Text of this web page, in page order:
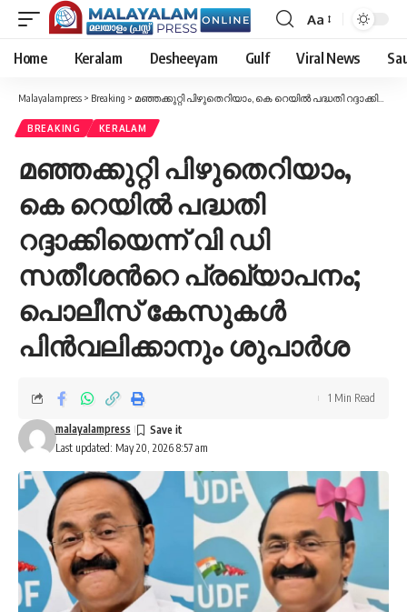
Font
Resizer
Aa
Home Keralam Desheeyam Gulf Viral News
Malayalampress > Breaking > മഞ്ഞക്കുറ്റി പിഴുതെറിയാം, കെ റെയിൽ പദ്ധതി റദ്ദാക്കിയെന്ന് വി ഡി സതീശന്‍റെ പ്രഖ്യാപനം; പൊലീസ് കേസുകൾ പിൻവലിക്കാനും ശുപാർശ
BREAKING KERALAM
മഞ്ഞക്കുറ്റി പിഴുതെറിയാം,
കെ റെയിൽ പദ്ധതി
റദ്ദാക്കിയെന്ന് വി ഡി
സതീശന്‍റെ പ്രഖ്യാപനം;
പൊലീസ് കേസുകൾ
പിൻവലിക്കാനും ശുപാർശ
Last updated: May 20, 2026 8:57 am
malayalampress
1 Min Read